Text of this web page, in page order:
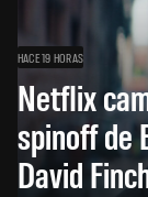
HACE 19 HORAS
Netflix
spinoff de
David